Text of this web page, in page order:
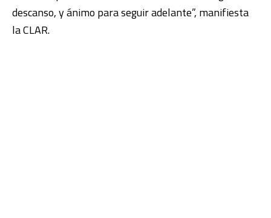
descanso, y ánimo para seguir adelante”, manifiesta
la CLAR.